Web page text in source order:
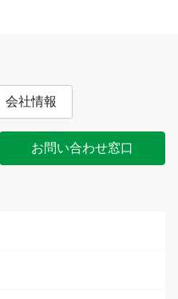
会社情報
お問い合わせ窓口